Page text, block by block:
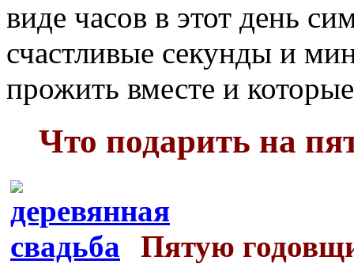
виде часов в этот день
счастливые секунды и
прожить вместе и
Что подарить на
Пятую